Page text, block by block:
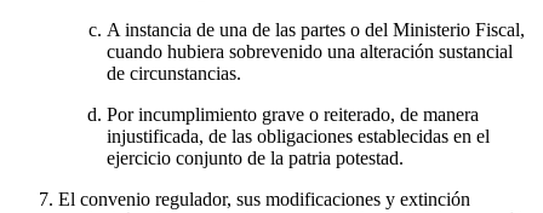
A instancia de una de las partes o del Ministerio Fiscal,
cuando hubiera sobrevenido una alteración sustancial
de circunstancias.
Por incumplimiento grave o reiterado, de manera
injustificada, de las obligaciones establecidas en el
ejercicio conjunto de la patria potestad.
El convenio regulador, sus modificaciones y extinción